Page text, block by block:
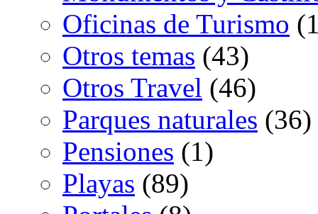
Oficinas de Turismo
Otros temas (43)
Otros Travel (46)
Parques naturales (36)
Pensiones (1)
Playas (89)